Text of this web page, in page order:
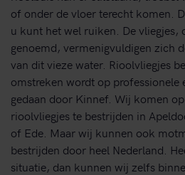
of onder de vloer terecht komen.
u kunt het wel ruiken. De vliegjes,
genoemd, vermenigvuldigen zich
van dit vieze water. Rioolvliegjes
omstreken wordt op professionele
gedaan door Kinnef. Wij komen
rioolvliegjes te bestrijden in
of Ede. Maar wij kunnen ook
bestrijden door heel Nederland.
situatie, dan kunnen wij zelfs